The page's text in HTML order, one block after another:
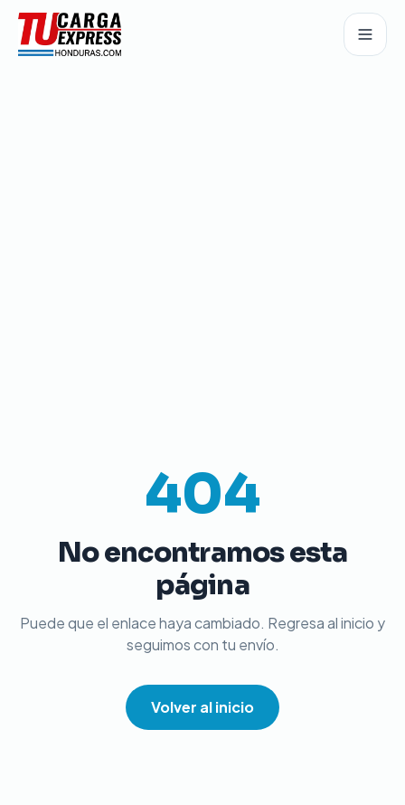
404
No encontramos esta
página
Puede que el enlace haya cambiado. Regresa al inicio y
seguimos con tu envío.
Volver al inicio